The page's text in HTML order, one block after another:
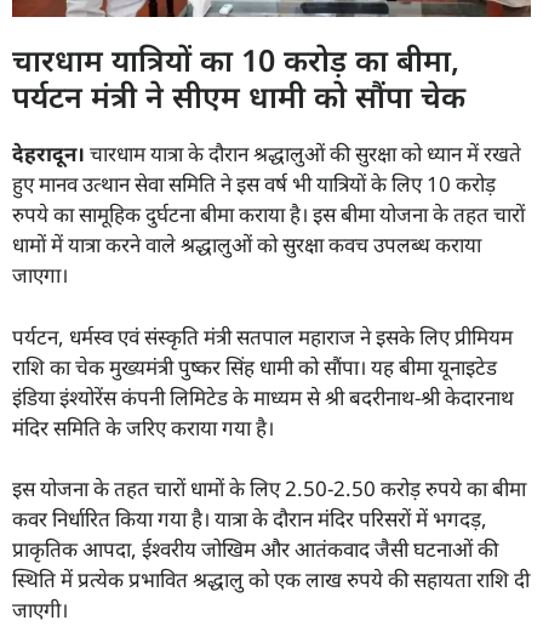
चारधाम यात्रियों का 10 करोड़ का बीमा,
पर्यटन मंत्री ने सीएम धामी को सौंपा चेक
देहरादून। चारधाम यात्रा के दौरान श्रद्धालुओं की सुरक्षा को ध्यान में रखते
हुए मानव उत्थान सेवा समिति ने इस वर्ष भी यात्रियों के लिए 10 करोड़
रुपये का सामूहिक दुर्घटना बीमा कराया है। इस बीमा योजना के तहत चारों
धामों में यात्रा करने वाले श्रद्धालुओं को सुरक्षा कवच उपलब्ध कराया
जाएगा।
पर्यटन, धर्मस्व एवं संस्कृति मंत्री सतपाल महाराज ने इसके लिए प्रीमियम
राशि का चेक मुख्यमंत्री पुष्कर सिंह धामी को सौंपा। यह बीमा यूनाइटेड
इंडिया इंश्योरेंस कंपनी लिमिटेड के माध्यम से श्री बदरीनाथ-श्री केदारनाथ
मंदिर समिति के जरिए कराया गया है।
इस योजना के तहत चारों धामों के लिए 2.50-2.50 करोड़ रुपये का बीमा
कवर निर्धारित किया गया है। यात्रा के दौरान मंदिर परिसरों में भगदड़,
प्राकृतिक आपदा, ईश्वरीय जोखिम और आतंकवाद जैसी घटनाओं की
स्थिति में प्रत्येक प्रभावित श्रद्धालु को एक लाख रुपये की सहायता राशि दी
जाएगी।